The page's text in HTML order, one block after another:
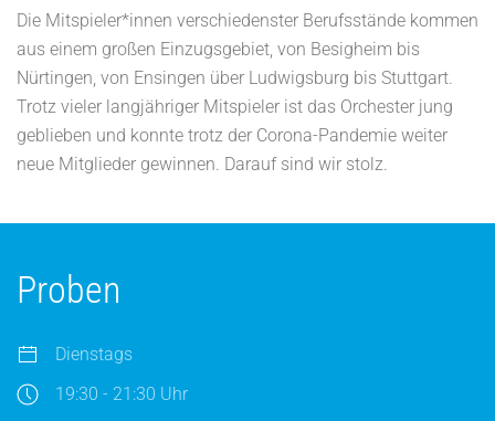
Die Mitspieler*innen verschiedenster Berufsstände kommen
aus einem großen Einzugsgebiet, von Besigheim bis
Nürtingen, von Ensingen über Ludwigsburg bis Stuttgart.
Trotz vieler langjähriger Mitspieler ist das Orchester jung
geblieben und konnte trotz der Corona-Pandemie weiter
neue Mitglieder gewinnen. Darauf sind wir stolz.
Proben
Dienstags
19:30 - 21:30 Uhr